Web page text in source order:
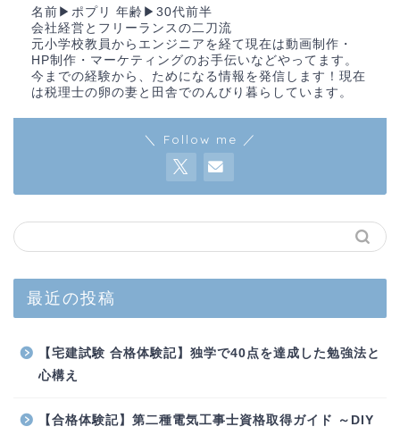
名前▶︎ポプリ 年齢▶︎30代前半
会社経営とフリーランスの二刀流
元小学校教員からエンジニアを経て現在は動画制作・
HP制作・マーケティングのお手伝いなどやってます。
今までの経験から、ためになる情報を発信します！現在
は税理士の卵の妻と田舎でのんびり暮らしています。
＼ Follow me ／
最近の投稿
【宅建試験 合格体験記】独学で40点を達成した勉強法と
心構え
【合格体験記】第二種電気工事士資格取得ガイド ～DIY